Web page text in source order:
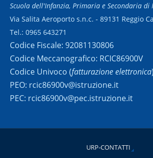
Scuola dell'Infanzia, Primaria e Secondaria di
Via Salita Aeroporto s.n.c. - 89131 Reggio
Tel.: 0965 643271
Codice Fiscale: 92081130806
Codice Meccanografico: RCIC86900V
Codice Univoco (fatturazione elettronica
PEO: rcic86900v@istruzione.it
PEC: rcic86900v@pec.istruzione.it
URP-CONTATTI